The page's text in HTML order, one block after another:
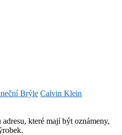
Brýle Calvin Klein
které mají být oznámeny,